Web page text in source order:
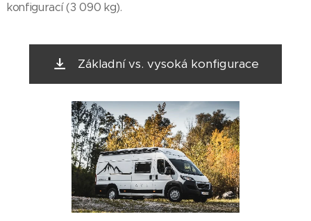
konfigurací (3 090 kg).
Základní vs. vysoká konfigurace